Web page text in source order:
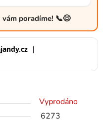
poradíme! 📞😊
|
Vyprodáno
6273